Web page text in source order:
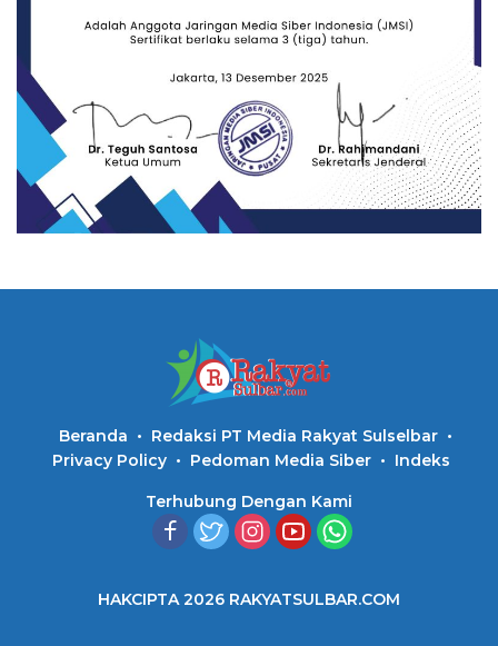
Beranda
Redaksi PT Media Rakyat Sulselbar
Privacy Policy
Pedoman Media Siber Indeks
Terhubung Dengan Kami
HAKCIPTA 2026 RAKYATSULBAR.COM